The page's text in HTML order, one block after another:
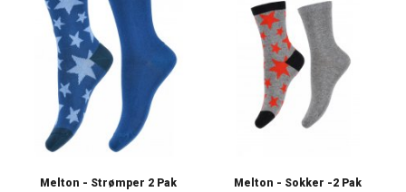
Melton - Strømper 2 Pak Melton - Sokker -2 Pak